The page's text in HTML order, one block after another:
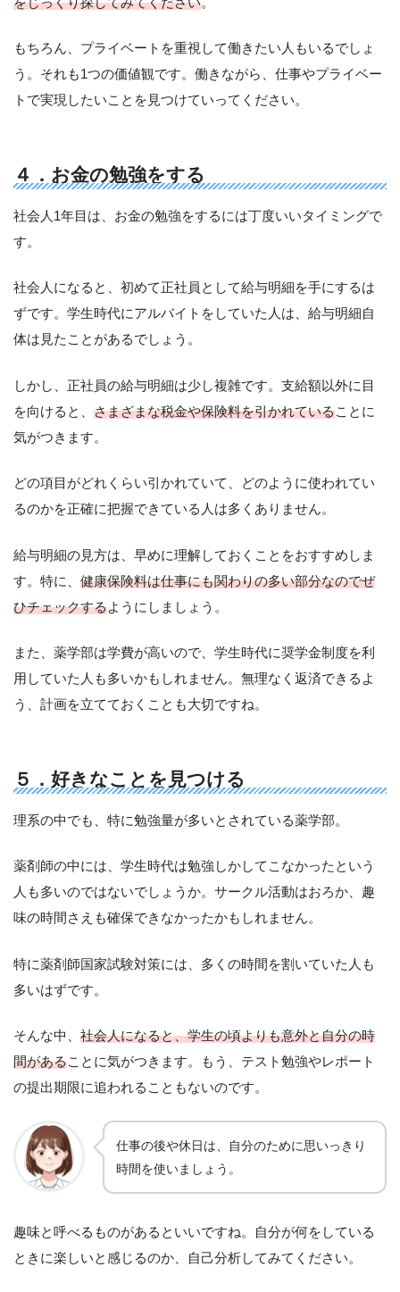
もちろん、プライベートを重視して働きたい人もいるでしょ
う。それも1つの価値観です。働きながら、仕事やプライベー
トで実現したいことを見つけていってください。
４．お金の勉強をする
社会人1年目は、お金の勉強をするには丁度いいタイミングで
す。
社会人になると、初めて正社員として給与明細を手にするは
ずです。学生時代にアルバイトをしていた人は、給与明細自
体は見たことがあるでしょう。
しかし、正社員の給与明細は少し複雑です。支給額以外に目
を向けると、 さまざまな税金や保険料を引かれていることに
気がつきます。
どの項目がどれくらい引かれていて、どのように使われてい
るのかを正確に把握できている人は多くありません。
給与明細の見方は、早めに理解しておくことをおすすめしま
す。特に、 健康保険料は仕事にも関わりの多い部分なのでぜ
ひチェックするようにしましょう。
また、薬学部は学費が高いので、学生時代に奨学金制度を利
用していた人も多いかもしれません。無理なく返済できるよ
う、計画を立てておくことも大切ですね。
５．好きなことを見つける
理系の中でも、特に勉強量が多いとされている薬学部。
薬剤師の中には、学生時代は勉強しかしてこなかったという
人も多いのではないでしょうか。サークル活動はおろか、趣
味の時間さえも確保できなかったかもしれません。
特に薬剤師国家試験対策には、多くの時間を割いていた人も
多いはずです。
そんな中、 社会人になると、学生の頃よりも意外と自分の時
間があることに気がつきます。もう、テスト勉強やレポート
の提出期限に追われることもないのです。
仕事の後や休日は、自分のために思いっきり
時間を使いましょう。
趣味と呼べるものがあるといいですね。自分が何をしている
ときに楽しいと感じるのか、自己分析してみてください。